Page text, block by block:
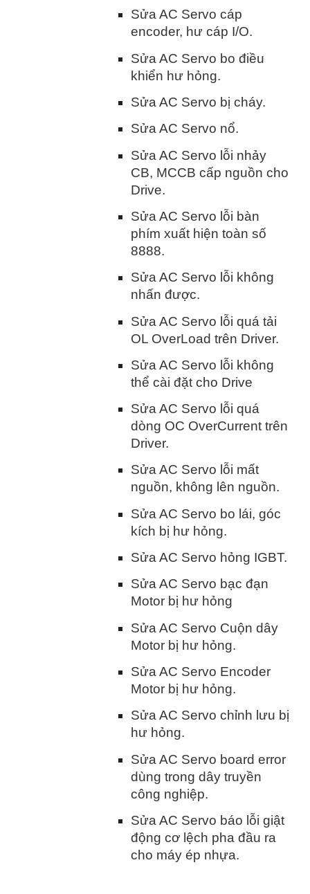
Sửa AC Servo cáp
encoder, hư cáp I/O.
Sửa AC Servo bo điều
khiển hư hỏng.
Sửa AC Servo bị cháy.
Sửa AC Servo nổ.
Sửa AC Servo lỗi nhảy
CB, MCCB cấp nguồn cho
Drive.
Sửa AC Servo lỗi bàn
phím xuất hiện toàn số
8888.
Sửa AC Servo lỗi không
nhấn được.
Sửa AC Servo lỗi quá tải
OL OverLoad trên Driver.
Sửa AC Servo lỗi không
thể cài đặt cho Drive
Sửa AC Servo lỗi quá
dòng OC OverCurrent trên
Driver.
Sửa AC Servo lỗi mất
nguồn, không lên nguồn.
Sửa AC Servo bo lái, góc
kích bị hư hỏng.
Sửa AC Servo hỏng IGBT.
Sửa AC Servo bạc đạn
Motor bị hư hỏng
Sửa AC Servo Cuộn dây
Motor bị hư hỏng.
Sửa AC Servo Encoder
Motor bị hư hỏng.
Sửa AC Servo chỉnh lưu bị
hư hỏng.
Sửa AC Servo board error
dùng trong dây truyền
công nghiệp.
Sửa AC Servo báo lỗi giật
động cơ lệch pha đầu ra
cho máy ép nhựa.